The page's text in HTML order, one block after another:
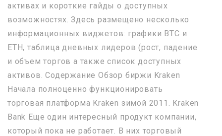
активах и короткие гайды о доступных
возможностях. Здесь размещено несколько
информационных виджетов: графики BTC и
ETH, таблица дневных лидеров (рост, падение
и объем торгов а также список доступных
активов. Содержание Обзор биржи Kraken
Начала полноценно функционировать
торговая платформа Kraken зимой 2011. Kraken
Bank Еще один интересный продукт компании,
который пока не работает. В них торговый